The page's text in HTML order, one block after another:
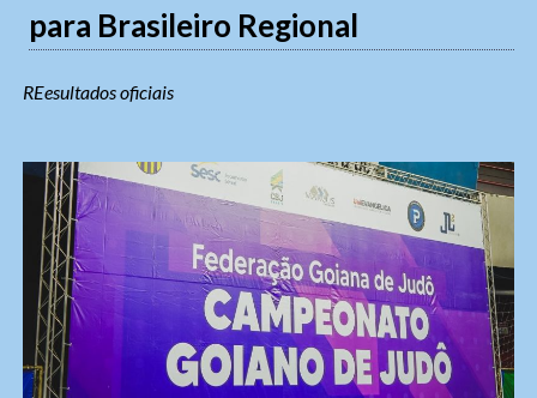
para Brasileiro Regional
REesultados oficiais